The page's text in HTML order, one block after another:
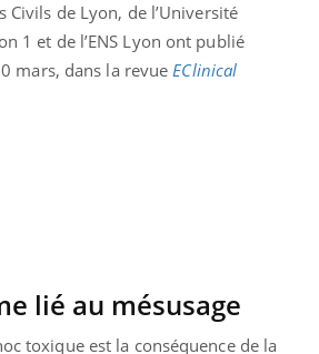
Civils de Lyon, de l’Université
1 et de l’ENS Lyon ont publié
mars, dans la revueEClinical
lié au mésusage
toxique est la conséquence de la